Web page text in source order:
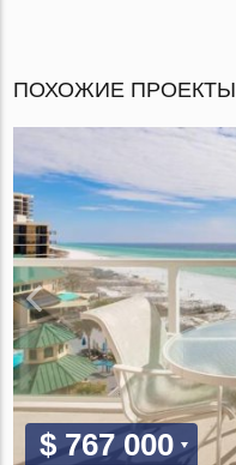
ПОХОЖИЕ ПРОЕКТЫ
$ 767 000